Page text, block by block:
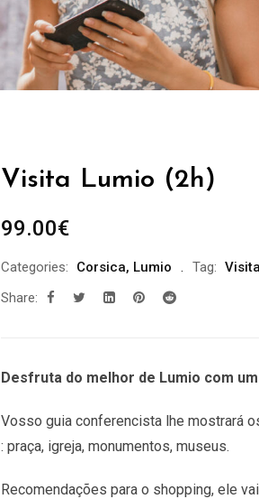
Visita Lumio (2h)
99.00€
Categories: Corsica, Lumio Tag:
Share:
Desfruta do melhor de Lumio com
Vosso guia conferencista lhe mostrará
: praça, igreja, monumentos, museus.
Recomendações para o shopping, ele